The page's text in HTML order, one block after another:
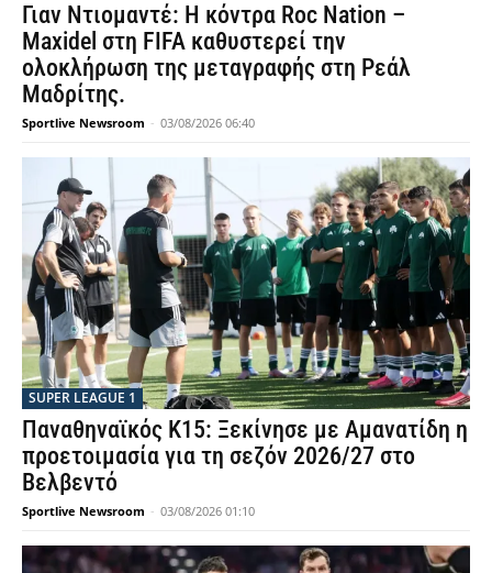
Γιαν Ντιομαντέ: Η κόντρα Roc Nation –
Maxidel στη FIFA καθυστερεί την
ολοκλήρωση της μεταγραφής στη Ρεάλ
Μαδρίτης.
Sportlive Newsroom - 03/08/2026 06:40
SUPER LEAGUE 1
Παναθηναϊκός Κ15: Ξεκίνησε με Αμανατίδη η
προετοιμασία για τη σεζόν 2026/27 στο
Βελβεντό
Sportlive Newsroom - 03/08/2026 01:10